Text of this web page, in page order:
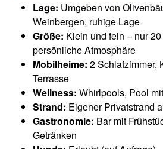
Lage: Umgeben von
Weinbergen, ruhige Lage
Größe: Klein und fein – nur
persönliche Atmosphäre
Mobilheime: 2 Schlafzimmer,
Terrasse
Wellness: Whirlpools, Pool
Strand: Eigener Privatstrand
Gastronomie: Bar mit
Getränken